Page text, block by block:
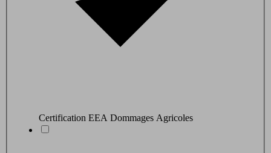
Certification EEA Dommages Agricoles